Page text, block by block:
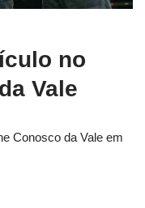
no
Vale
Conosco da Vale em